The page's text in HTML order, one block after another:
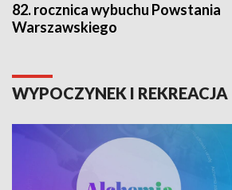
82. rocznica wybuchu Powstania
Warszawskiego
WYPOCZYNEK I REKREACJA